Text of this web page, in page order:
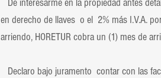
De interesarme en la propiedad antes
en derecho de llaves o el 2% más I.V.A.
arriendo, HORETUR cobra un (1) mes de
Declaro bajo juramento contar con las